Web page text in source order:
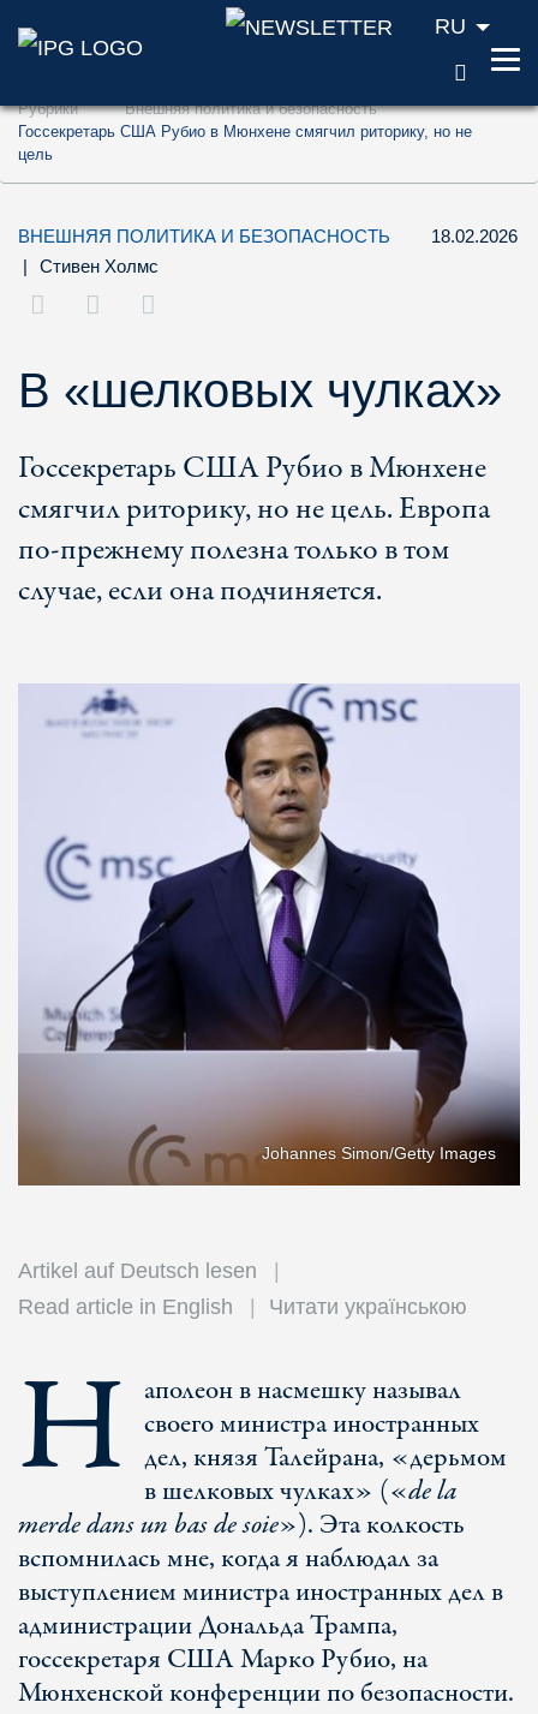
Перейти к содержанию (ключ доступа
Перейти к поиску (ключ доступа '2')
Перейти к навигации (ключ доступа '3')
RU
Рубрики
Внешняя политика и безопасность
Госсекретарь США Рубио в Мюнхене смягчил риторику, но не
цель
ВНЕШНЯЯ ПОЛИТИКА И БЕЗОПАСНОСТЬ
18.02.2026
|
Стивен Холмс
В «шелковых чулках»
Госсекретарь США Рубио в Мюнхене
смягчил риторику, но не цель. Европа
по-прежнему полезна только в том
случае, если она подчиняется.
Johannes Simon/Getty Images
Artikel auf Deutsch lesen
Read article in English
Читати українською
Н
аполеон в насмешку называл
своего министра иностранных
дел, князя Талейрана, «дерьмом
в шелковых чулках» («de la
merde dans un bas de soie»). Эта колкость
вспомнилась мне, когда я наблюдал за
выступлением министра иностранных дел в
администрации Дональда Трампа,
госсекретаря США Марко Рубио, на
Мюнхенской конференции по безопасности.